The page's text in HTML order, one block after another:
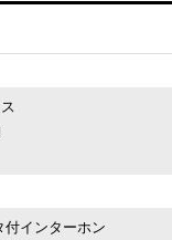
付インターホン